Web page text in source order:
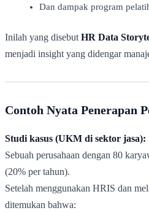
Dan dampak program
Inilah yang disebut HR Data
menjadi insight yang didengar
Contoh Nyata Penerapan
Studi kasus (UKM di sektor jasa):
Sebuah perusahaan dengan 80
(20% per tahun).
Setelah menggunakan HRIS dan
ditemukan bahwa: